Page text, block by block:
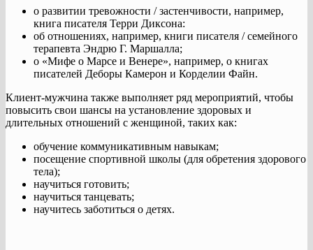
о развитии тревожности / застенчивости, например,
книга писателя Терри Диксона:
об отношениях, например, книги писателя / семейного
терапевта Эндрю Г. Маршалла;
о «Мифе о Марсе и Венере», например, о книгах
писателей Деборы Камерон и Корделии Файн.
Клиент-мужчина также выполняет ряд мероприятий, чтобы
повысить свои шансы на установление здоровых и
длительных отношений с женщиной, таких как:
обучение коммуникативным навыкам;
посещение спортивной школы (для обретения здорового
тела);
научиться готовить;
научиться танцевать;
научитесь заботиться о детях.